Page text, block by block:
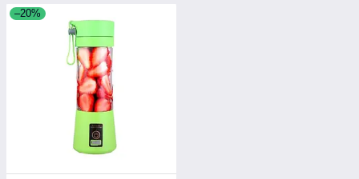
–20%